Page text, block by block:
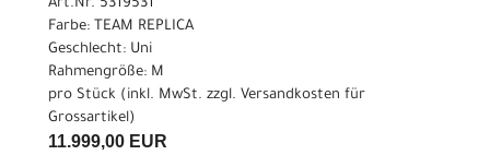
Art.Nr. 5319531
Farbe: TEAM REPLICA
Geschlecht: Uni
Rahmengröße: M
pro Stück (inkl. MwSt. zzgl. Versandkosten für
Grossartikel)
11.999,00 EUR